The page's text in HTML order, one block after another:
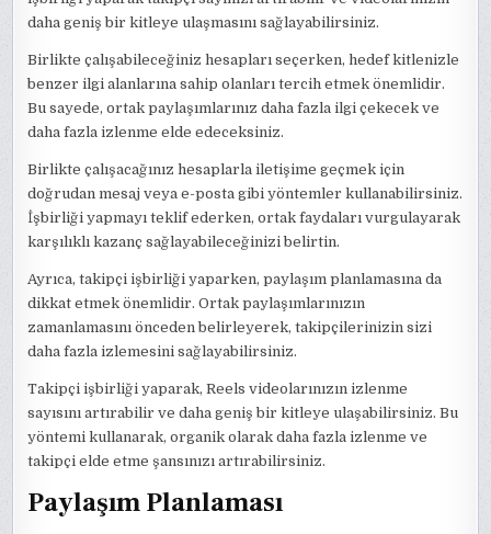
daha geniş bir kitleye ulaşmasını sağlayabilirsiniz.
Birlikte çalışabileceğiniz hesapları seçerken, hedef kitlenizle
benzer ilgi alanlarına sahip olanları tercih etmek önemlidir.
Bu sayede, ortak paylaşımlarınız daha fazla ilgi çekecek ve
daha fazla izlenme elde edeceksiniz.
Birlikte çalışacağınız hesaplarla iletişime geçmek için
doğrudan mesaj veya e-posta gibi yöntemler kullanabilirsiniz.
İşbirliği yapmayı teklif ederken, ortak faydaları vurgulayarak
karşılıklı kazanç sağlayabileceğinizi belirtin.
Ayrıca, takipçi işbirliği yaparken, paylaşım planlamasına da
dikkat etmek önemlidir. Ortak paylaşımlarınızın
zamanlamasını önceden belirleyerek, takipçilerinizin sizi
daha fazla izlemesini sağlayabilirsiniz.
Takipçi işbirliği yaparak, Reels videolarınızın izlenme
sayısını artırabilir ve daha geniş bir kitleye ulaşabilirsiniz. Bu
yöntemi kullanarak, organik olarak daha fazla izlenme ve
takipçi elde etme şansınızı artırabilirsiniz.
Paylaşım Planlaması